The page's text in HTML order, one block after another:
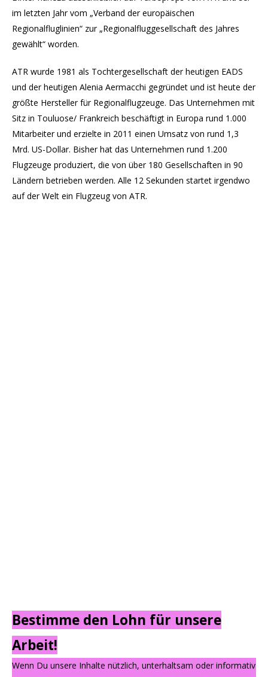
im letzten Jahr vom „Verband der europäischen
Regionalfluglinien“ zur „Regionalfluggesellschaft des Jahres
gewählt“ worden.
ATR wurde 1981 als Tochtergesellschaft der heutigen EADS
und der heutigen Alenia Aermacchi gegründet und ist heute der
größte Hersteller für Regionalflugzeuge. Das Unternehmen mit
Sitz in Touluose/ Frankreich beschäftigt in Europa rund 1.000
Mitarbeiter und erzielte in 2011 einen Umsatz von rund 1,3
Mrd. US-Dollar. Bisher hat das Unternehmen rund 1.200
Flugzeuge produziert, die von über 180 Gesellschaften in 90
Ländern betrieben werden. Alle 12 Sekunden startet irgendwo
auf der Welt ein Flugzeug von ATR.
Bestimme den Lohn für unsere
Arbeit!
Wenn Du unsere Inhalte nützlich, unterhaltsam oder informativ